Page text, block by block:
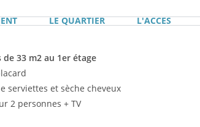
LE QUARTIER L'ACCES
de 33 m2 au 1er étage
serviettes et sèche cheveux
2 personnes + TV